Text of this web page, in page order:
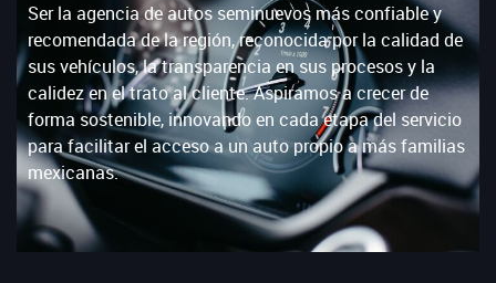
Ser la agencia de autos seminuevos más confiable y
recomendada de la región, reconocida por la calidad de
sus vehículos, la transparencia en sus procesos y la
calidez en el trato al cliente. Aspiramos a crecer de
forma sostenible, innovando en cada etapa del servicio
para facilitar el acceso a un auto propio a más familias
mexicanas.